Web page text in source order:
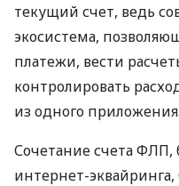
текущий счет, ведь
экосистема,
платежи, вести
контролировать
из одного приложения.
Сочетание счета ФЛП,
интернет-эквайринга,